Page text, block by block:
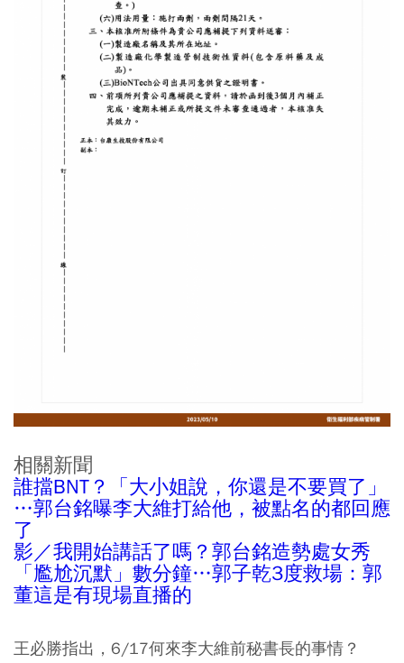
相關新聞
誰擋BNT？「大小姐說，你還是不要買了」
…郭台銘曝李大維打給他，被點名的都回應
了
影／我開始講話了嗎？郭台銘造勢處女秀
「尷尬沉默」數分鐘…郭子乾3度救場：郭
董這是有現場直播的
王必勝指出，6/17何來李大維前秘書長的事情？